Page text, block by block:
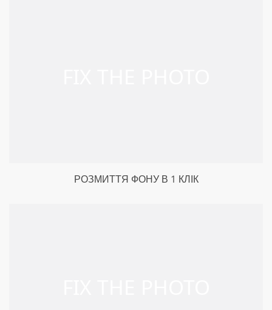
РОЗМИТТЯ ФОНУ В 1 КЛІК